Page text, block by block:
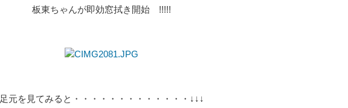
板東ちゃんが即効窓拭き開始 !!!!!
足元を見てみると・・・・・・・・・・・・・↓↓↓